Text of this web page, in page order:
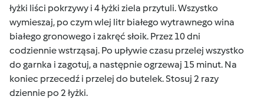
łyżki liści pokrzywy i 4 łyżki ziela przytuli. Wszystko
wymieszaj, po czym wlej litr białego wytrawnego wina
białego gronowego i zakręć słoik. Przez 10 dni
codziennie wstrząsaj. Po upływie czasu przelej wszystko
do garnka i zagotuj, a następnie ogrzewaj 15 minut. Na
koniec przecedź i przelej do butelek. Stosuj 2 razy
dziennie po 2 łyżki.